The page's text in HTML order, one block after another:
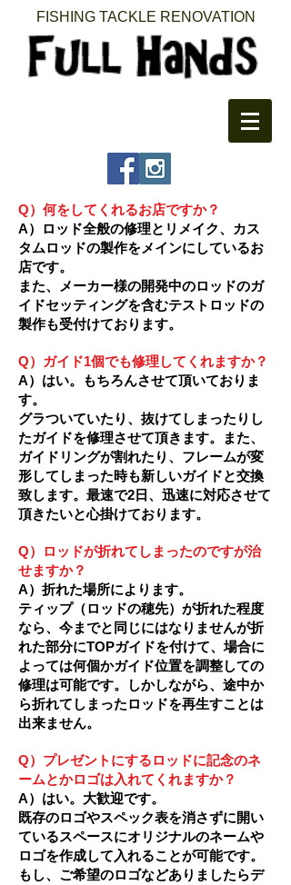
FISHING TACKLE RENOVATION​
Q）何をしてくれるお店ですか？
A）ロッド全般の修理とリメイク、カス
タムロッドの製作をメインにしているお
店です。
また、メーカー様の開発中のロッドのガ
イドセッティングを含むテストロッドの
製作も受付けております。
Q）ガイド1個でも修理してくれますか？
A）はい。もちろんさせて頂いておりま
す。
グラついていたり、抜けてしまったりし
たガイドを修理させて頂きます。また、
ガイドリングが割れたり、フレームが変
形してしまった時も新しいガイドと交換
致します。最速で2日、迅速に対応させて
頂きたいと心掛けております。
Q）ロッドが折れてしまったのですが治
せますか？
A）折れた場所によります。
ティップ（ロッドの穂先）が折れた程度
なら、今までと同じにはなりませんが折
れた部分にTOPガイドを付けて、場合に
よっては何個かガイド位置を調整しての
修理は可能です。しかしながら、途中か
ら折れてしまったロッドを再生すことは
出来ません。
Q）プレゼントにするロッドに記念のネ
ームとかロゴは入れてくれますか？
A）はい。大歓迎です。
既存のロゴやスペック表を消さずに開い
ているスペースにオリジナルのネームや
ロゴを作成して入れることが可能です。
もし、ご希望のロゴなどありましたらデ